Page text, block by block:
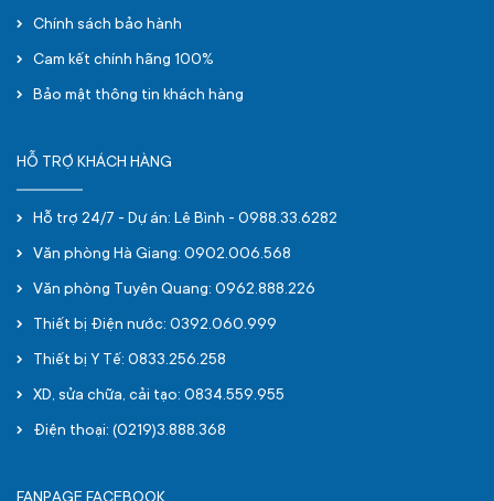
Chính sách bảo hành
Cam kết chính hãng 100%
Bảo mật thông tin khách hàng
HỖ TRỢ KHÁCH HÀNG
Hỗ trợ 24/7 - Dự án: Lê Bình - 0988.33.6282
Văn phòng Hà Giang: 0902.006.568
Văn phòng Tuyên Quang: 0962.888.226
Thiết bị Điện nước: 0392.060.999
Thiết bị Y Tế: 0833.256.258
XD, sửa chữa, cải tạo: 0834.559.955
Điện thoại: (0219)3.888.368